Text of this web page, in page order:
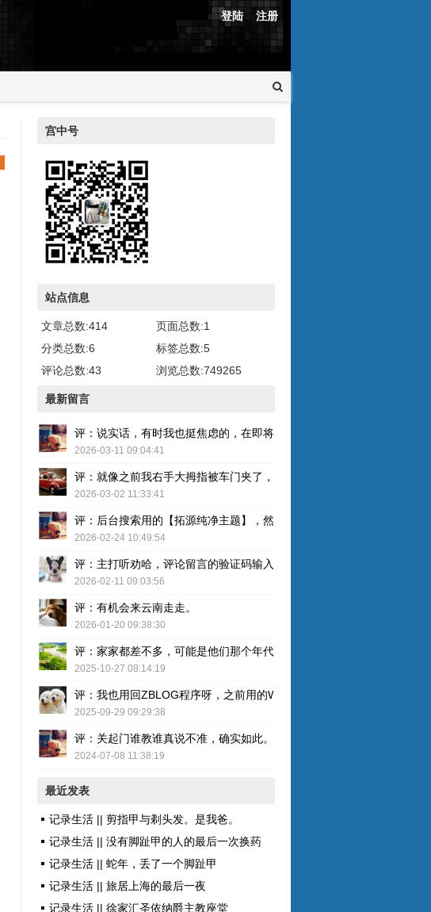
登陆 注册
宫中号
站点信息
文章总数:414
页面总数:1
分类总数:6
标签总数:5
评论总数:43
浏览总数:749265
最新留言
评：说实话，有时我也挺焦虑的，在即将奔五的年纪，健康才是最重要
2026-03-11 09:04:41
评：就像之前我右手大拇指被车门夹了，整个指甲黑了，最后整个指甲
2026-03-02 11:33:41
评：后台搜索用的【拓源纯净主题】，然后简单配图就OK了。
2026-02-24 10:49:54
评：主打听劝哈，评论留言的验证码输入已取消，感谢建议哈！
2026-02-11 09:03:56
评：有机会来云南走走。
2026-01-20 09:38:30
评：家家都差不多，可能是他们那个年代人的特色吧。
2025-10-27 08:14:19
评：我也用回ZBLOG程序呀，之前用的WP还是有点难用的，主要后台
2025-09-29 09:29:38
评：关起门谁教谁真说不准，确实如此。而且现在的女性比较独立了，
2024-07-08 11:38:19
最近发表
记录生活 || 剪指甲与剃头发。是我爸。
记录生活 || 没有脚趾甲的人的最后一次换药
记录生活 || 蛇年，丢了一个脚趾甲
记录生活 || 旅居上海的最后一夜
记录生活 || 徐家汇圣依纳爵主教座堂